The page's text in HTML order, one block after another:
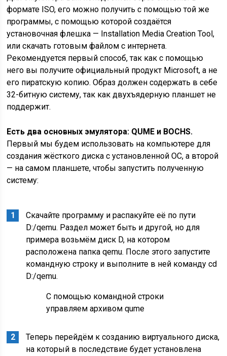
формате ISO, его можно получить с помощью той же
программы, с помощью которой создаётся
установочная флешка — Installation Media Creation Tool,
или скачать готовым файлом с интернета.
Рекомендуется первый способ, так как с помощью
него вы получите официальный продукт Microsoft, а не
его пиратскую копию. Образ должен содержать в себе
32-битную систему, так как двухъядерную планшет не
поддержит.
Есть два основных эмулятора: QUME и BOCHS.
Первый мы будем использовать на компьютере для
создания жёсткого диска с установленной ОС, а второй
— на самом планшете, чтобы запустить полученную
систему:
Скачайте программу и распакуйте её по пути
D:/qemu. Раздел может быть и другой, но для
примера возьмём диск D, на котором
расположена папка qemu. После этого запустите
командную строку и выполните в ней команду cd
D:/qemu.
С помощью командной строки
управляем архивом qume
Теперь перейдём к созданию виртуального диска,
на который в последствие будет установлена